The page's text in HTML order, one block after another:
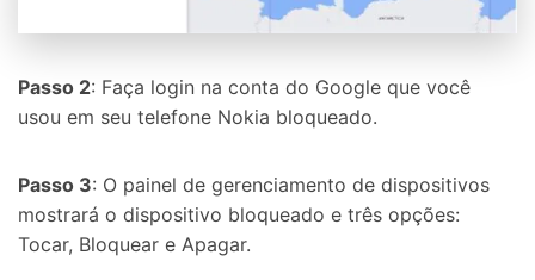
Passo 2: Faça login na conta do Google que você
usou em seu telefone Nokia bloqueado.
Passo 3: O painel de gerenciamento de dispositivos
mostrará o dispositivo bloqueado e três opções:
Tocar, Bloquear e Apagar.